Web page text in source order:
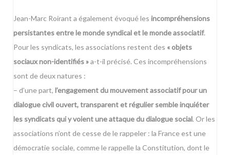
Jean-Marc Roirant a également évoqué les incompréhensions
persistantes entre le monde syndical et le monde associatif.
Pour les syndicats, les associations restent des « objets
sociaux non-identifiés »a-t-il précisé. Ces incompréhensions
sont de deux natures :
– d’une part, l’engagement du mouvement associatif pour un
dialogue civil ouvert, transparent et régulier semble inquiéter
les syndicats qui y voient une attaque du dialogue social. Or les
associations n’ont de cesse de le rappeler : la France est une
démocratie sociale, comme le rappelle la Constitution, dont le